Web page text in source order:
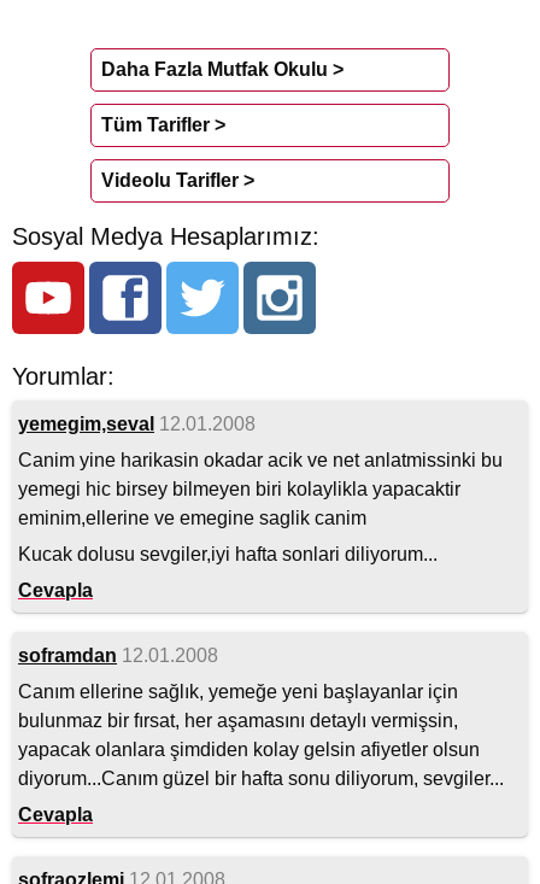
Daha Fazla Mutfak Okulu >
Tüm Tarifler >
Videolu Tarifler >
Sosyal Medya Hesaplarımız:
Yorumlar:
yemegim,seval 12.01.2008
Canim yine harikasin okadar acik ve net anlatmissinki bu
yemegi hic birsey bilmeyen biri kolaylikla yapacaktir
eminim,ellerine ve emegine saglik canim
Kucak dolusu sevgiler,iyi hafta sonlari diliyorum...
Cevapla
soframdan 12.01.2008
Canım ellerine sağlık, yemeğe yeni başlayanlar için
bulunmaz bir fırsat, her aşamasını detaylı vermişsin,
yapacak olanlara şimdiden kolay gelsin afiyetler olsun
diyorum...Canım güzel bir hafta sonu diliyorum, sevgiler...
Cevapla
sofraozlemi 12.01.2008